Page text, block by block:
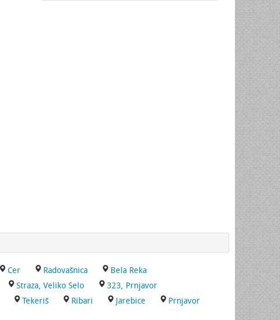
Cer Radovašnica
Bela Reka
Straza, Veliko Selo
323, Prnjavor
Tekeriš Ribari Jarebice
Prnjavor